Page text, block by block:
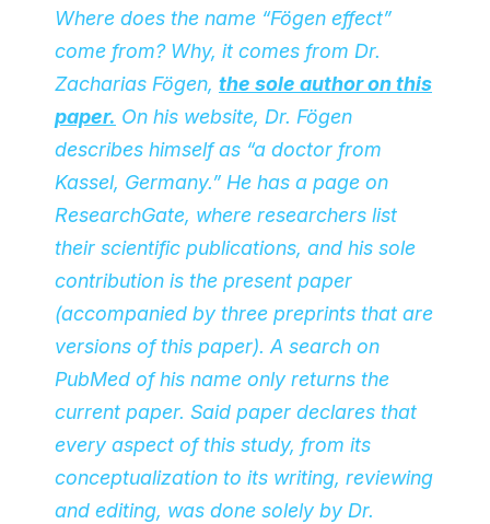
Where does the name “Fögen effect”
come from? Why, it comes from Dr.
Zacharias Fögen, the sole author on this
paper. On his website, Dr. Fögen
describes himself as “a doctor from
Kassel, Germany.” He has a page on
ResearchGate, where researchers list
their scientific publications, and his sole
contribution is the present paper
(accompanied by three preprints that are
versions of this paper). A search on
PubMed of his name only returns the
current paper. Said paper declares that
every aspect of this study, from its
conceptualization to its writing, reviewing
and editing, was done solely by Dr.